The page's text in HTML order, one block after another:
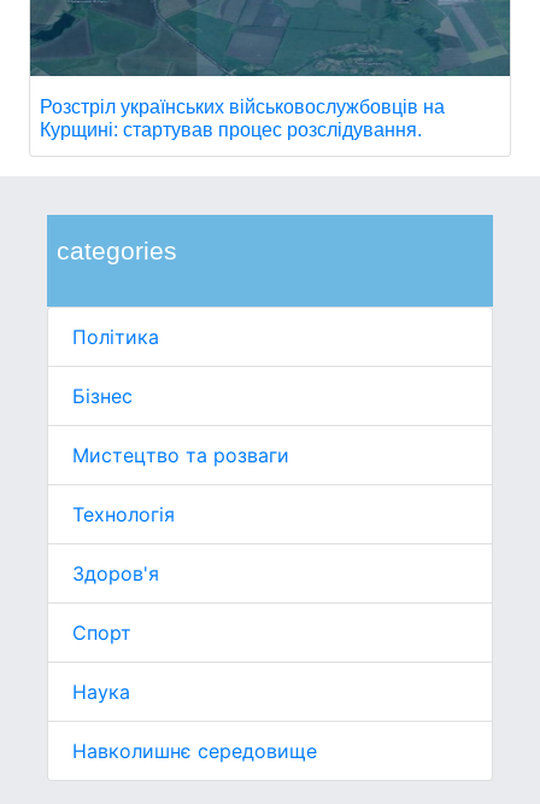
categories
Політика
Бізнес
Мистецтво та розваги
Технологія
Здоров'я
Спорт
Наука
Навколишнє середовище
Розстріл українських військовослужбовців на
Курщині: стартував процес розслідування.